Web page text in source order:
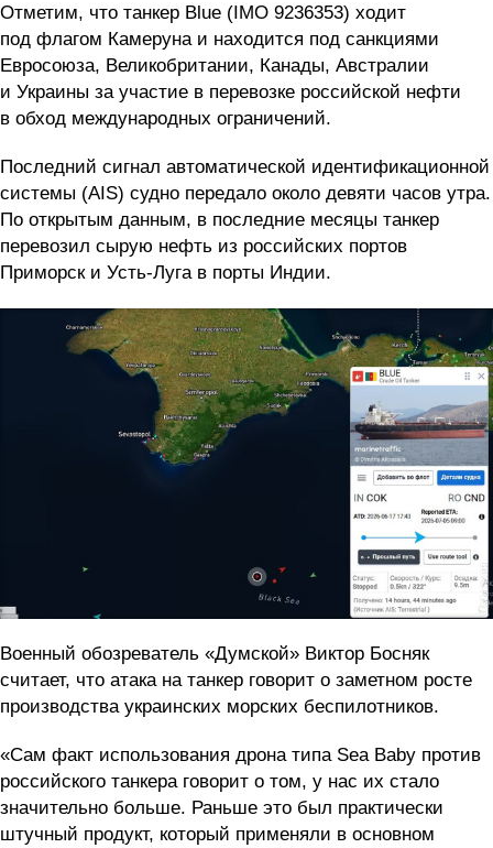
Отметим, что танкер Blue (IMO 9236353) ходит
под флагом Камеруна и находится под санкциями
Евросоюза, Великобритании, Канады, Австралии
и Украины за участие в перевозке российской нефти
в обход международных ограничений.
Последний сигнал автоматической идентификационной
системы (AIS) судно передало около девяти часов утра.
По открытым данным, в последние месяцы танкер
перевозил сырую нефть из российских портов
Приморск и Усть-Луга в порты Индии.
Военный обозреватель «Думской» Виктор Босняк
считает, что атака на танкер говорит о заметном росте
производства украинских морских беспилотников.
«Сам факт использования дрона типа Sea Baby против
российского танкера говорит о том, у нас их стало
значительно больше. Раньше это был практически
штучный продукт, который применяли в основном